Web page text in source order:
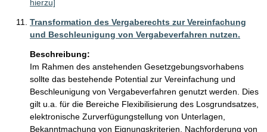
hierzu]
Transformation des Vergaberechts zur Vereinfachung
und Beschleunigung von Vergabeverfahren nutzen.
Beschreibung:
Im Rahmen des anstehenden Gesetzgebungsvorhabens
sollte das bestehende Potential zur Vereinfachung und
Beschleunigung von Vergabeverfahren genutzt werden. Dies
gilt u.a. für die Bereiche Flexibilisierung des Losgrundsatzes,
elektronische Zurverfügungstellung von Unterlagen,
Bekanntmachung von Eignungskriterien, Nachforderung von